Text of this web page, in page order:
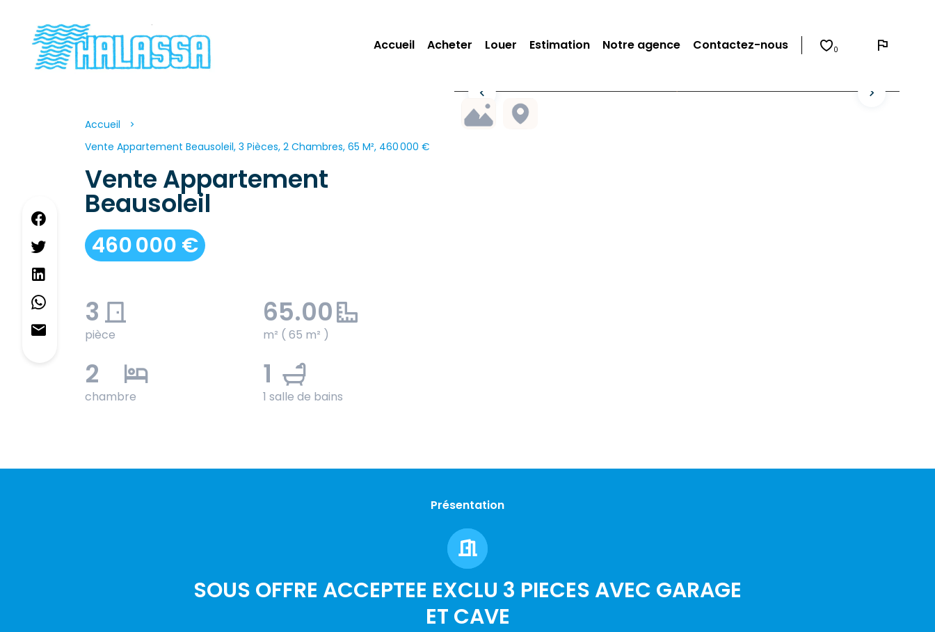
Accueil Acheter Louer Estimation Notre agence Contactez-nous 0
Accueil
Vente Appartement Beausoleil, 3 Pièces, 2 Chambres, 65 M², 460 000 €
Vente Appartement
Beausoleil
460 000 €
3
pièce
65.00
m² ( 65 m² )
2
chambre
1
1 salle de bains
Présentation
SOUS OFFRE ACCEPTEE EXCLU 3 PIECES AVEC GARAGE
ET CAVE